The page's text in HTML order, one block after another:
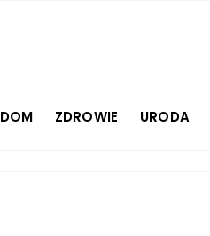
DOM ZDROWIE URODA